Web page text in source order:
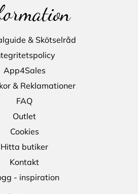
& Skötselråd
App4Sales
& Reklamationer
FAQ
Outlet
Cookies
Hitta butiker
Kontakt
- inspiration